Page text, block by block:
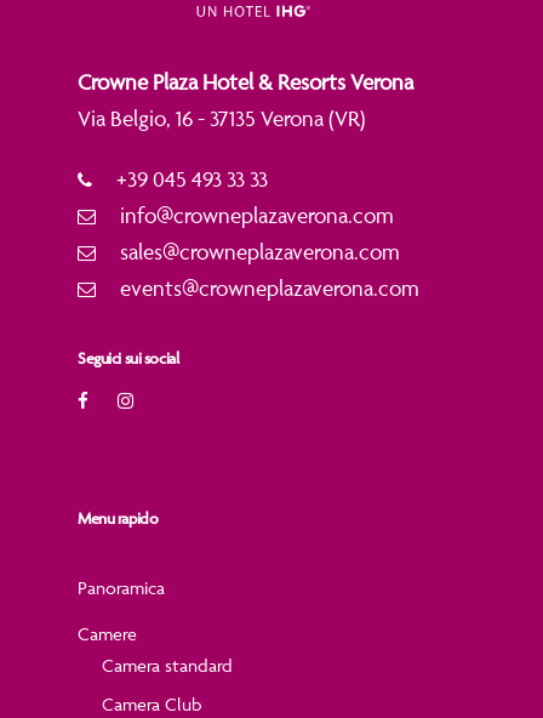
Crowne Plaza Hotel & Resorts Verona
Via Belgio, 16 - 37135 Verona (VR)
+39 045 493 33 33
info@crowneplazaverona.com
sales@crowneplazaverona.com
events@crowneplazaverona.com
Seguici sui social
Menu rapido
Panoramica
Camere
Camera standard
Camera Club